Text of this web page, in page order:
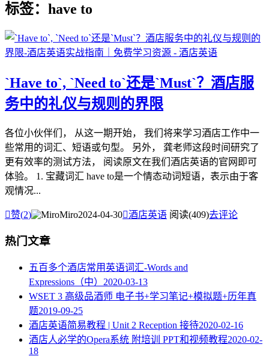
标签：have to
`Have to`, `Need to`还是`Must`？酒店服
务中的礼仪与规则的界限
各位小伙伴们， 从这一期开始， 我们将来学习酒店工作中一
些常用的词汇、短语或句型。 另外， 龚老师这段时间研究了
更有效率的测试方法， 阅读原文在我们酒店英语的官网即可
体验。 1. 宝藏词汇 have to是一个情态动词短语，表示由于客
观情况...
赞(2) Miro2024-04-30酒店英语 阅读(409)去评论
热门文章
五百多个酒店常用英语词汇-Words and
Expressions（中） 2020-03-13
WSET 3 高级品酒师 电子书+学习笔记+模拟题+历年真
题2019-09-25
酒店英语简易教程 | Unit 2 Reception 接待2020-02-16
酒店人必学的Opera系统 附培训 PPT和视频教程2020-02-
18